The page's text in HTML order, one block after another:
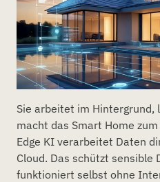
Sie arbeitet im Hintergrund,
macht das Smart Home
Edge KI verarbeitet Daten
Cloud. Das schützt sensible
funktioniert selbst ohne